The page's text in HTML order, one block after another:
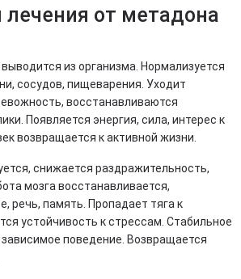
лечения от метадона
из организма. Нормализуется
сосудов, пищеварения. Уходит
восстанавливаются
Появляется энергия, сила, интерес к
возвращается к активной жизни.
снижается раздражительность,
мозга восстанавливается,
речь, память. Пропадает тяга к
устойчивость к стрессам. Стабильное
поведение. Возвращается